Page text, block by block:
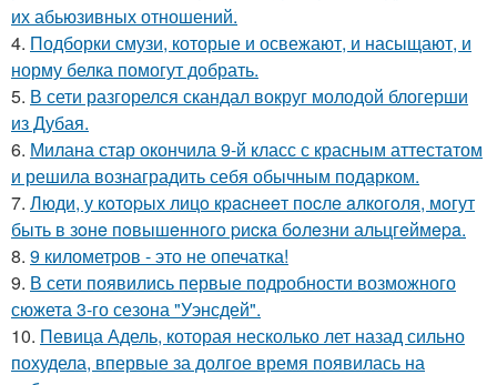
их абьюзивных отношений.
4. Подборки смузи, которые и освежают, и насыщают, и
норму белка помогут добрать.
5. В сети разгорелся скандал вокруг молодой блогерши
из Дубая.
6. Милана стар окончила 9-й класс с красным аттестатом
и решила вознаградить себя обычным подарком.
7. Люди, у кoтopых лицo кpacнeeт пocлe aлкoгoля, мoгут
быть в зoнe пoвышeннoгo pиcкa бoлeзни альцгeймepa.
8. 9 километров - это не опечатка!
9. В сети появились первые подробности возможного
сюжета 3-го сезона "Уэнсдей".
10. Певица Адель, которая несколько лет назад сильно
похудела, впервые за долгое время появилась на